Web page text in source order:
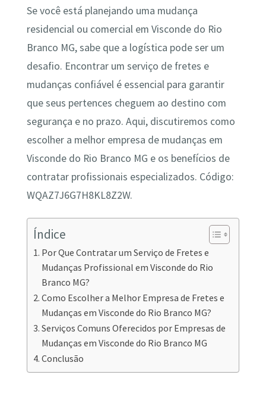
Se você está planejando uma mudança
residencial ou comercial em Visconde do Rio
Branco MG, sabe que a logística pode ser um
desafio. Encontrar um serviço de fretes e
mudanças confiável é essencial para garantir
que seus pertences cheguem ao destino com
segurança e no prazo. Aqui, discutiremos como
escolher a melhor empresa de mudanças em
Visconde do Rio Branco MG e os benefícios de
contratar profissionais especializados. Código:
WQAZ7J6G7H8KL8Z2W.
Índice
Por Que Contratar um Serviço de Fretes e
Mudanças Profissional em Visconde do Rio
Branco MG?
Como Escolher a Melhor Empresa de Fretes e
Mudanças em Visconde do Rio Branco MG?
Serviços Comuns Oferecidos por Empresas de
Mudanças em Visconde do Rio Branco MG
Conclusão